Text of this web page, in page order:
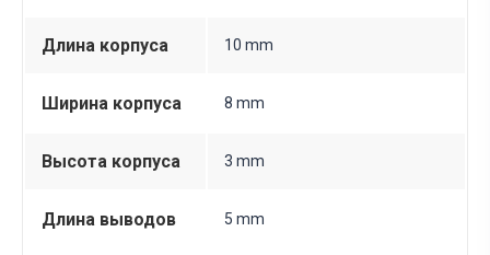
Длина корпуса 10 mm
Ширина корпуса 8 mm
Высота корпуса 3 mm
Длина выводов 5 mm